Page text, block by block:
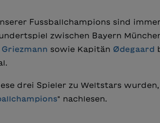
Fussballchampions sind
zwischen Bayern
Griezmann sowie Kapitän Ødegaard
drei Spieler zu Weltstars
" nachlesen.